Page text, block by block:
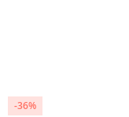
-36%